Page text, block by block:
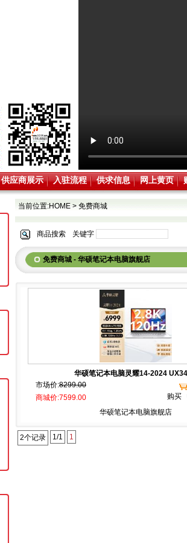
供应商展示 入驻流程 供求信息 网上黄页
当前位置:HOME> 免费商城
商品搜索 关键字
免费商城 - 华硕笔记本电脑旗舰店
华硕笔记本电脑灵耀14-2024
市场价:8299.00
购买
商城价:7599.00
华硕笔记本电脑旗舰店
2个记录 1/1 1